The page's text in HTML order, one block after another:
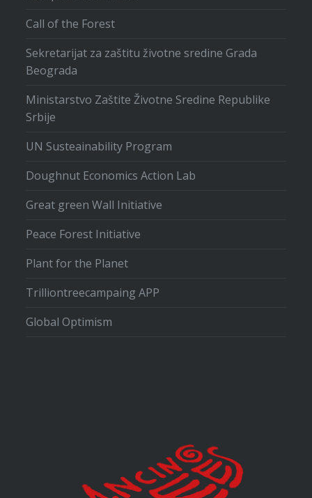
Call of the Forest
Sekretarijat za zaštitu životne sredine Grada
Beograda
Ministarstvo Zaštite Životne Sredine Republike
Srbije
UN Susteainability Program
Doughnut Economics Action Lab
Great green Wall Initiative
Peace Forest Initiative
Plant for the Planet
Trilliontreecampaing APP
Global Optimism